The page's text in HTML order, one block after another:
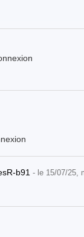
b91 - le 15/07/25,